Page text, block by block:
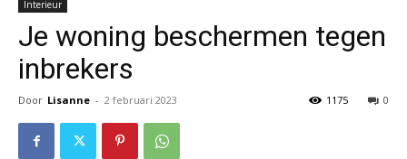
Interieur
Je woning beschermen tegen
inbrekers
Door Lisanne - 2 februari 2023 0
1175